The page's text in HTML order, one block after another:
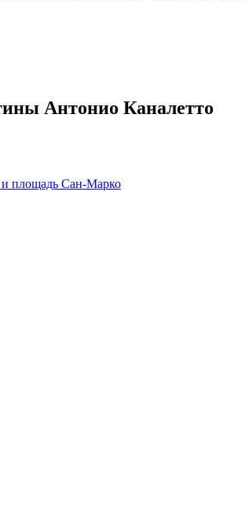
Антонио Каналетто
площадь Сан-Марко